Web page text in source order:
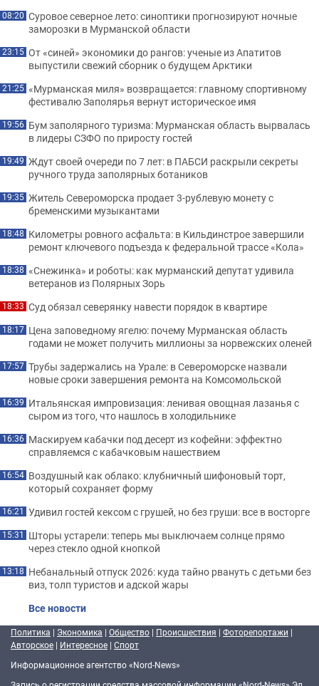
08:20 Суровое северное лето: синоптики прогнозируют ночные
заморозки в Мурманской области
23:15 От «синей» экономики до рангов: ученые из Апатитов
выпустили свежий сборник о будущем Арктики
21:25 «Мурманская миля» возвращается: главному спортивному
фестивалю Заполярья вернут историческое имя
19:56 Бум заполярного туризма: Мурманская область вырвалась
в лидеры СЗФО по приросту гостей
19:49 Ждут своей очереди по 7 лет: в ПАБСИ раскрыли секреты
ручного труда заполярных ботаников
19:35 Житель Североморска продает 3-рублевую монету с
бременскими музыкантами
18:48 Километры ровного асфальта: в Кильдинстрое завершили
ремонт ключевого подъезда к федеральной трассе «Кола»
18:38 «Снежинка» и роботы: как мурманский депутат удивила
ветеранов из Полярных Зорь
18:33 Суд обязал северянку навести порядок в квартире
18:17 Цена заповедному ягелю: почему Мурманская область
годами не может получить миллионы за норвежских оленей
17:57 Трубы задержались на Урале: в Североморске назвали
новые сроки завершения ремонта на Комсомольской
16:39 Итальянская импровизация: ленивая овощная лазанья с
сыром из того, что нашлось в холодильнике
16:36 Маскируем кабачки под десерт из кофейни: эффектно
справляемся с кабачковым нашествием
16:54 Воздушный как облако: клубничный шифоновый торт,
который сохраняет форму
16:21 Удивил гостей кексом с грушей, но без груши: все в восторге
15:31 Шторы устарели: теперь мы выключаем солнце прямо
через стекло одной кнопкой
13:18 Небанальный отпуск 2026: куда тайно рвануть с детьми без
виз, толп туристов и адской жары
Все новости
Политика | Экономика | Общество | Происшествия | Фоторепортажи |
Авторское | Интересное | Спорт
Информационное агентство «Nord-News»